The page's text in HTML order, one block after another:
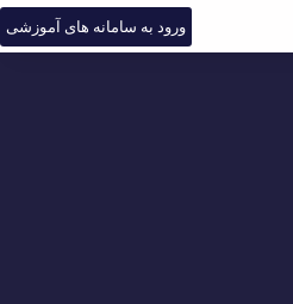
ورود به سامانه های آموزشی